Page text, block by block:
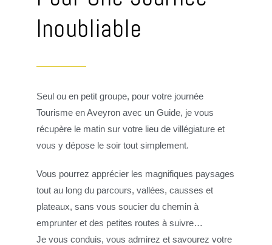
Inoubliable
Seul ou en petit groupe, pour votre journée
Tourisme en Aveyron avec un Guide, je vous
récupère le matin sur votre lieu de villégiature et
vous y dépose le soir tout simplement.
Vous pourrez apprécier les magnifiques paysages
tout au long du parcours, vallées, causses et
plateaux, sans vous soucier du chemin à
emprunter et des petites routes à suivre…
Je vous conduis, vous admirez et savourez votre